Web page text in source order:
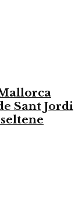
Sant Jordi